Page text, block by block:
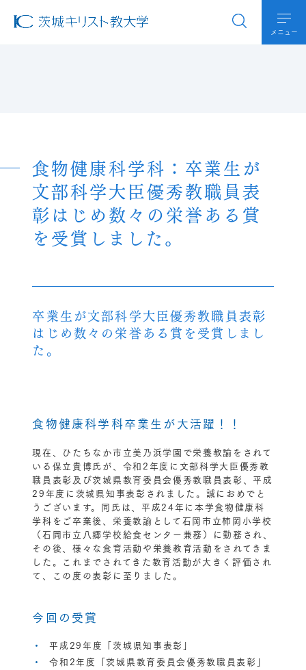
メニュー
食物健康科学科：卒業生が
文部科学大臣優秀教職員表
彰はじめ数々の栄誉ある賞
を受賞しました。
卒業生が文部科学大臣優秀教職員表彰
はじめ数々の栄誉ある賞を受賞しまし
た。
食物健康科学科卒業生が大活躍！！
現在、ひたちなか市立美乃浜学園で栄養教諭をされて
いる保立貴博氏が、令和2年度に文部科学大臣優秀教
職員表彰及び茨城県教育委員会優秀教職員表彰、平成
29年度に茨城県知事表彰されました。誠におめでと
うございます。同氏は、平成24年に本学食物健康科
学科をご卒業後、栄養教諭として石岡市立柿岡小学校
（石岡市立八郷学校給食センター兼務）に勤務され、
その後、様々な食育活動や栄養教育活動をされてきま
した。これまでされてきた教育活動が大きく評価され
て、この度の表彰に至りました。
今回の受賞
平成29年度「茨城県知事表彰」
令和2年度「茨城県教育委員会優秀教職員表彰」